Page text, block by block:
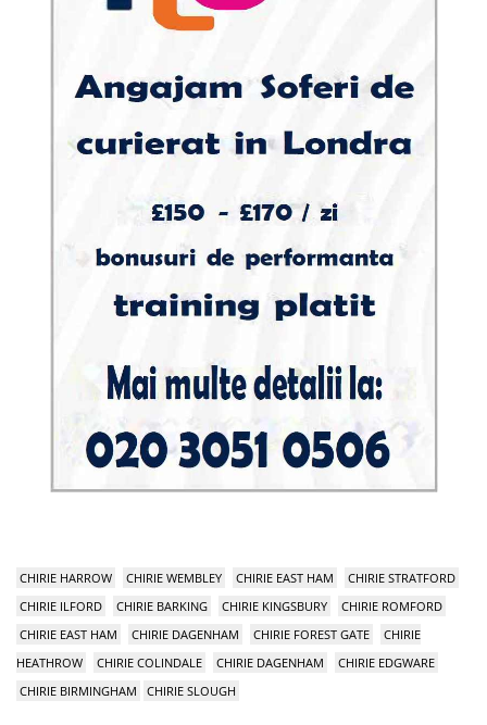
CHIRIE HARROW CHIRIE WEMBLEY CHIRIE EAST HAM
CHIRIE STRATFORD
CHIRIE ILFORD
CHIRIE BARKING CHIRIE KINGSBURY
CHIRIE ROMFORD
CHIRIE EAST HAM
CHIRIE DAGENHAM CHIRIE FOREST GATE
CHIRIE
HEATHROW
CHIRIE COLINDALE CHIRIE DAGENHAM
CHIRIE EDGWARE
CHIRIE BIRMINGHAM
CHIRIE SLOUGH